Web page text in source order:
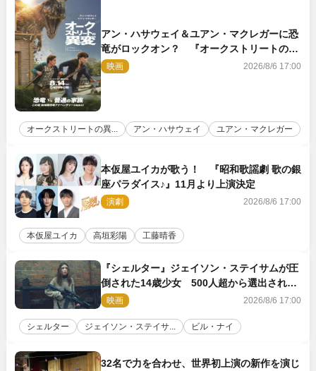
アン・ハサウェイ＆ユアン・マクレガーに恐
竜がロックオン？ 『オークストリートの異
変』新ビジュアル＆本編映像初解禁
映画 2026/8/6 17:00
オークストリートの異... アン・ハサウェイ ユアン・マクレガー
本仮屋ユイカが歌う！ 『昭和歌謡劇 歌の銀
座パラダイス♪』11月より上演決定
演劇 2026/8/6 17:00
本仮屋ユイカ 高垣彩陽 工藤晴香
『シェルター』ジェイソン・ステイサムが圧
倒された14歳少女 500人超から選出された
新鋭ボディ・レイ・ブレスナックとは
映画 2026/8/6 17:00
シェルター ジェイソン・ステイサ... ビル・ナイ
32名で力を合わせ、世界初上演の新作を演じ